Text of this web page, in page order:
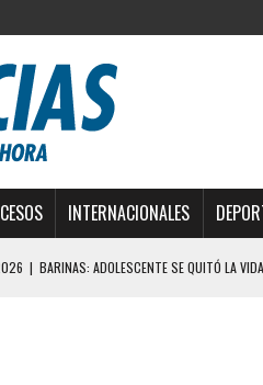
INTERNACIONALES
| BARINAS: ADOLESCENTE SE QUITÓ LA
UN HOMBRE INDUJO AL SUICIDIO A UNA